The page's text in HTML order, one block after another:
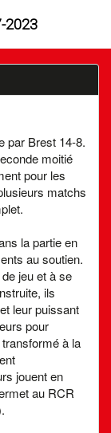
2023
par Brest 14-8.
moitié
pour les
matchs
la partie en
au soutien.
jeu et à se
ils
leur puissant
pour
à la
jouent en
au RCR